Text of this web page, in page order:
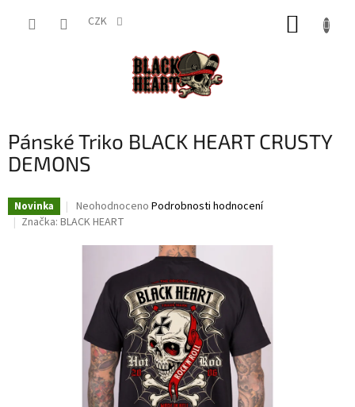
CZK
Pánské Triko BLACK HEART CRUSTY
DEMONS
Novinka
Průměrné
hodnocení
je
hvězdiček.
Neohodnoceno Podrobnosti hodnocení
Značka: BLACK HEART